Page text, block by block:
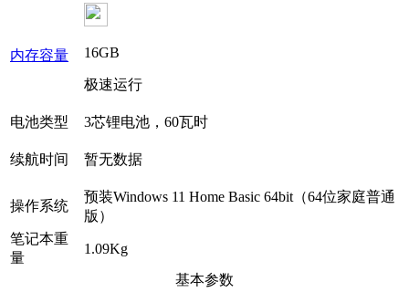
内存容量 16GB
极速运行
电池类型 3芯锂电池，60瓦时
续航时间 暂无数据
操作系统
预装Windows 11 Home Basic 64bit（64位家庭普通
版）
笔记本重
量
1.09Kg
基本参数